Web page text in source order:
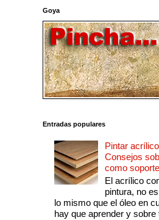
Goya
Entradas populares
Pintar
Consejos
como
El acrílico
pintura, no
lo mismo que el óleo en
hay que aprender y sobre